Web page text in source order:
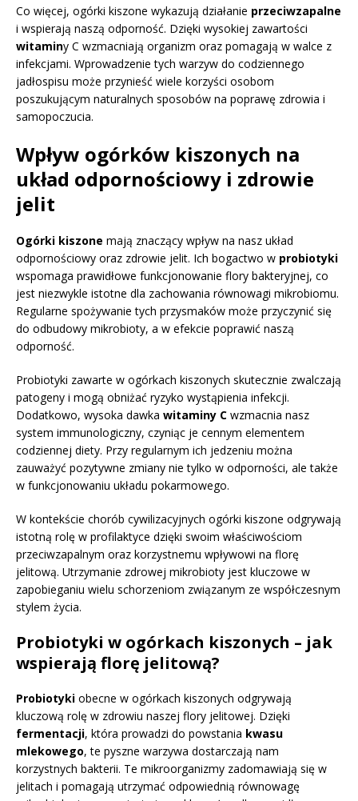
Co więcej, ogórki kiszone wykazują działanie przeciwzapalne
i wspierają naszą odporność. Dzięki wysokiej zawartości
witaminy C wzmacniają organizm oraz pomagają w walce z
infekcjami. Wprowadzenie tych warzyw do codziennego
jadłospisu może przynieść wiele korzyści osobom
poszukującym naturalnych sposobów na poprawę zdrowia i
samopoczucia.
Wpływ ogórków kiszonych na
układ odpornościowy i zdrowie
jelit
Ogórki kiszone mają znaczący wpływ na nasz układ
odpornościowy oraz zdrowie jelit. Ich bogactwo w probiotyki
wspomaga prawidłowe funkcjonowanie flory bakteryjnej, co
jest niezwykle istotne dla zachowania równowagi mikrobiomu.
Regularne spożywanie tych przysmaków może przyczynić się
do odbudowy mikrobioty, a w efekcie poprawić naszą
odporność.
Probiotyki zawarte w ogórkach kiszonych skutecznie zwalczają
patogeny i mogą obniżać ryzyko wystąpienia infekcji.
Dodatkowo, wysoka dawka witaminy C wzmacnia nasz
system immunologiczny, czyniąc je cennym elementem
codziennej diety. Przy regularnym ich jedzeniu można
zauważyć pozytywne zmiany nie tylko w odporności, ale także
w funkcjonowaniu układu pokarmowego.
W kontekście chorób cywilizacyjnych ogórki kiszone odgrywają
istotną rolę w profilaktyce dzięki swoim właściwościom
przeciwzapalnym oraz korzystnemu wpływowi na florę
jelitową. Utrzymanie zdrowej mikrobioty jest kluczowe w
zapobieganiu wielu schorzeniom związanym ze współczesnym
stylem życia.
Probiotyki w ogórkach kiszonych – jak
wspierają florę jelitową?
Probiotyki obecne w ogórkach kiszonych odgrywają
kluczową rolę w zdrowiu naszej flory jelitowej. Dzięki
fermentacji, która prowadzi do powstania kwasu
mlekowego, te pyszne warzywa dostarczają nam
korzystnych bakterii. Te mikroorganizmy zadomawiają się w
jelitach i pomagają utrzymać odpowiednią równowagę